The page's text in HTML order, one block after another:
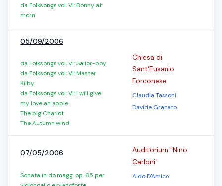
da Folksongs vol. VI: Bonny at
morn
05/09/2006
da Folksongs vol. VI: Sailor-boy
da Folksongs vol. VI: Master
Kilby
da Folksongs vol. VI: I will give
my love an apple
The big Chariot
The Autumn wind
Chiesa di
Sant'Eusanio
Forconese
Claudia Tassoni
Davide Granato
07/05/2006
Sonata in do magg. op. 65 per
Auditorium "Nino
Carloni"
Aldo D'Amico